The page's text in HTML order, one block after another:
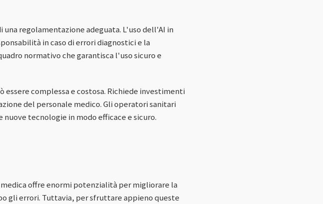
regolamentazione adeguata. L'uso dell'AI in
in caso di errori diagnostici e la
normativo che garantisca l'uso sicuro e
complessa e costosa. Richiede investimenti
del personale medico. Gli operatori sanitari
tecnologie in modo efficace e sicuro.
offre enormi potenzialità per migliorare la
gli errori. Tuttavia, per sfruttare appieno queste